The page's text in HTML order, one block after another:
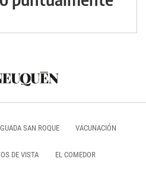
SAN ROQUE VACUNACIÓN
DE VISTA EL COMEDOR